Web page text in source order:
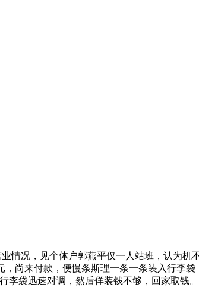
情况，见个体户郭燕平仅一人站班，认为机
尚来付款，便慢条斯理一条一条装入行李袋
李袋迅速对调，然后佯装钱不够，回家取钱